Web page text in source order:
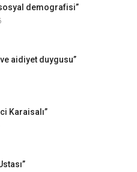
sosyal demografisi”
ve aidiyet duygusu”
Karaisalı”